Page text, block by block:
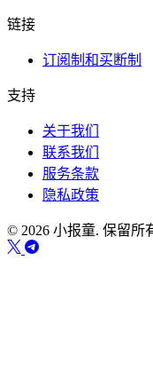
链接
订阅制和买断制
支持
关于我们
联系我们
服务条款
隐私政策
© 2026 小报童. 保留所